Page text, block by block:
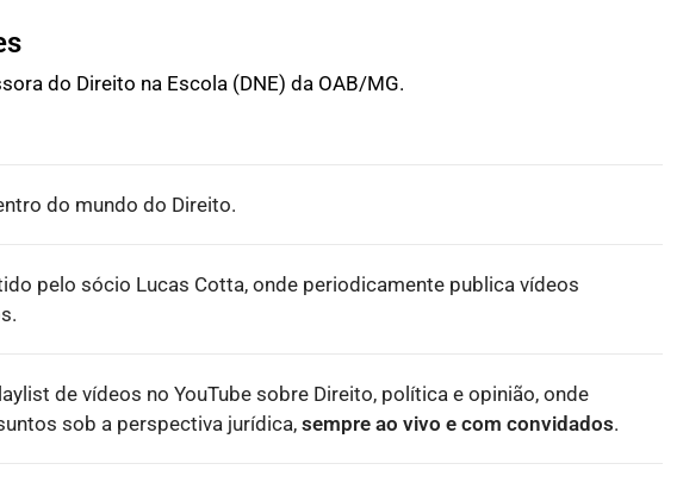
do Direito na Escola (DNE) da OAB/MG.
do mundo do Direito.
pelo sócio Lucas Cotta, onde periodicamente publica vídeos
de vídeos no YouTube sobre Direito, política e opinião, onde
sob a perspectiva jurídica, sempre ao vivo e com convidados.